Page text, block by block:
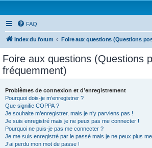
FAQ
Index du forum Foire aux questions (Questions
Foire aux questions (Questions
fréquemment)
Problèmes de connexion et d’enregistrement
Pourquoi dois-je m’enregistrer ?
Que signifie COPPA ?
Je souhaite m’enregistrer, mais je n’y parviens pas !
Je suis enregistré mais je ne peux pas me connecter !
Pourquoi ne puis-je pas me connecter ?
Je me suis enregistré par le passé mais je ne peux plus
J’ai perdu mon mot de passe !